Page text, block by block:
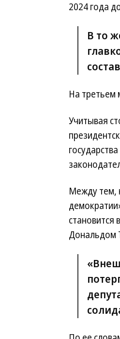
2024 года
В то
На третьем
Учитывая
Между тем,
становится
Дональдом